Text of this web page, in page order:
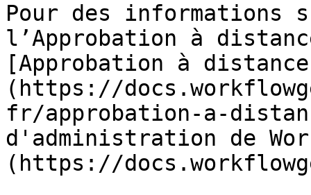
Pour des informations
l’Approbation à
[Approbation à
(https://
fr/approbation-a-
d'administration de
(https://